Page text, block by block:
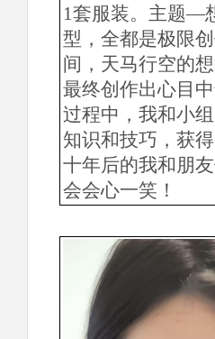
1套服装。主题
型，全都是极限
间，天马行空的
最终创作出心目
过程中，我和小
知识和技巧，获
十年后的我和朋
会会心一笑！